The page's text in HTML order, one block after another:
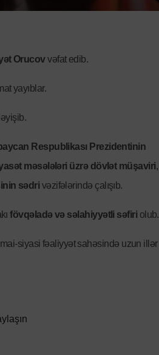
Orucovvəfat edib.
yayıblar.
Respublikası Prezidentinin
məsələləri üzrə dövlət müşaviri,
sədri vəzifələrində çalışıb.
fövqəladə və səlahiyyətli səfiri olub.
siyasi fəaliyyət sahəsində uzun illər